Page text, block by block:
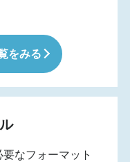
をみる
なフォーマット